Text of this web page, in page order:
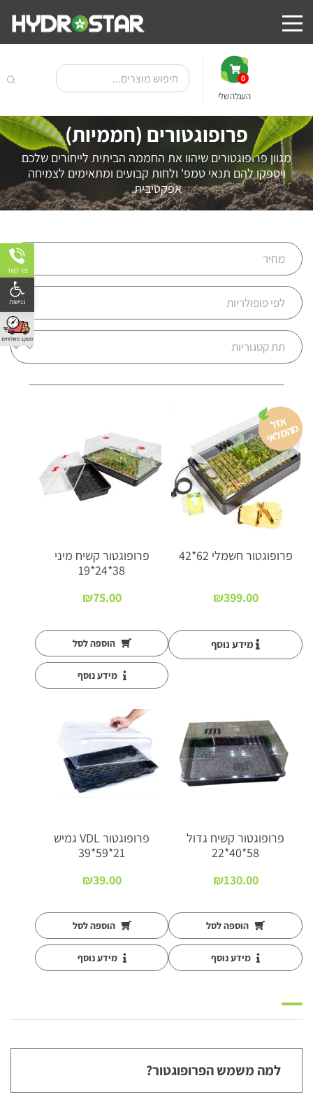
0
העגלה שלי
פרופוגטורים (חממיות)
מגוון פרופוגטורים שיהוו את החממה הביתית לייחורים שלכם
ויספקו להם תנאי טמפ' ולחות קבועים ומתאימים לצמיחה
אפקטיבית.
א
זל
מ
ה
מ
ל
א
י
פרופוגטור חשמלי 62*42
₪399.00
מידע נוסף
פרופוגטור קשיח מיני
38*24*19
₪75.00
הוספה לסל
מידע נוסף
פרופוגטור קשיח גדול
58*40*22
₪130.00
הוספה לסל
מידע נוסף
פרופוגטור VDL גמיש
21*59*39
₪39.00
הוספה לסל
מידע נוסף
למה משמש הפרופוגטור?
צור קשר